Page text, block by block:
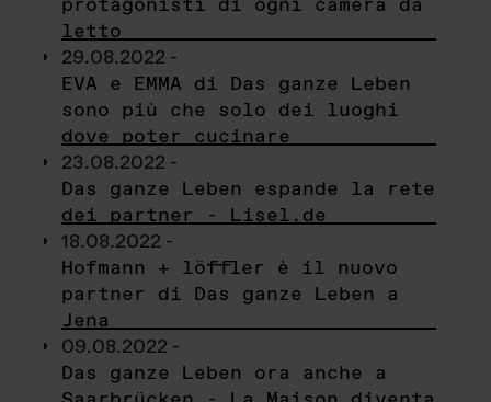
letto
29.08.2022 -
EVA e EMMA di Das ganze Leben
sono più che solo dei luoghi
dove poter cucinare
23.08.2022 -
Das ganze Leben espande la rete
dei partner - Lisel.de
18.08.2022 -
Hofmann + löffler è il nuovo
partner di Das ganze Leben a
Jena
09.08.2022 -
Das ganze Leben ora anche a